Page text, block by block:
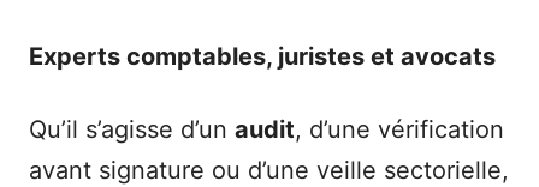
Experts comptables, juristes et avocats
Qu’il s’agisse d’un audit, d’une vérification
avant signature ou d’une veille sectorielle,